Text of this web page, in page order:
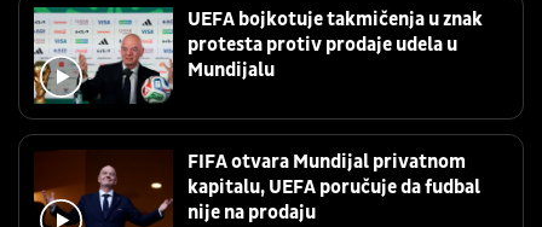
UEFA bojkotuje takmičenja u znak
protesta protiv prodaje udela u
Mundijalu
FIFA otvara Mundijal privatnom
kapitalu, UEFA poručuje da fudbal
nije na prodaju